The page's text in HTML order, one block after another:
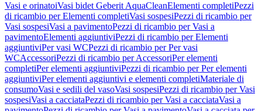
Vasi e orinatoiVasi bidet Geberit AquaCleanElementi completiPezzi
di ricambio per Elementi completiVasi sospesiPezzi di ricambio per
Vasi sospesiVasi a pavimentoPezzi di ricambio per Vasi a
pavimentoElementi aggiuntiviPezzi di ricambio per Elementi
aggiuntiviPer vasi WCPezzi di ricambio per Per vasi
WCAccessoriPezzi di ricambio per AccessoriPer elementi
completiPer elementi aggiuntiviPezzi di ricambio per Per elementi
aggiuntiviPer elementi aggiuntivi e elementi completiMateriale di
consumoVasi e sedili del vasoVasi sospesiPezzi di ricambio per Vasi
sospesiVasi a cacciataPezzi di ricambio per Vasi a cacciataVasi a